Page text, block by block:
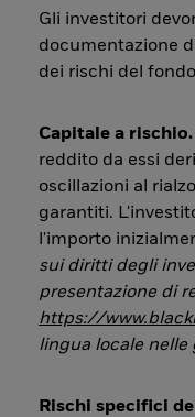
Gli investitori
documentazione
dei rischi del
Capitale a rischio.
reddito da essi
oscillazioni al
garantiti.
l'importo
sui diritti degli
presentazione di
https://
lingua locale
Rischi specifici